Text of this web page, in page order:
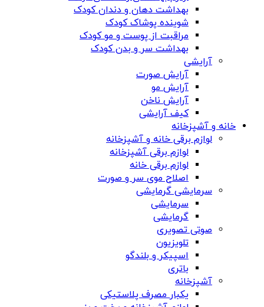
بهداشت دهان و دندان کودک
شوینده پوشاک کودک
مراقبت از پوست و مو کودک
بهداشت سر و بدن کودک
آرایشی
آرایش صورت
آرایش مو
آرایش ناخن
کیف آرایشی
خانه و آشپزخانه
لوازم برقی خانه و آشپزخانه
لوازم برقی آشپزخانه
لوازم برقی خانه
اصلاح موی سر و صورت
سرمایشی گرمایشی
سرمایشی
گرمایشی
صوتی تصویری
تلویزیون
اسپیکر و بلندگو
باتری
آشپزخانه
یکبار مصرف پلاستیکی